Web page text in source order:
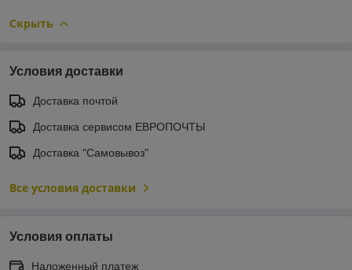
Скрыть
Условия доставки
Доставка почтой
Доставка сервисом ЕВРОПОЧТЫ
Доставка "Самовывоз"
Все условия доставки
Условия оплаты
Наложенный платеж